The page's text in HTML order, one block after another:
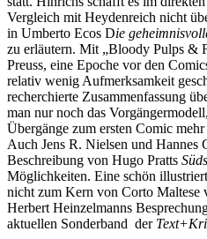
Vergleich mit Heydenreich nicht
in Umberto Ecos Die
zu erläutern. Mit „Bloody Pulps &
Preuss, eine Epoche vor den
relativ wenig Aufmerksamkeit
recherchierte Zusammenfassung
man nur noch das
Übergänge zum ersten Comic
Auch Jens R. Nielsen und Hannes
Beschreibung von Hugo Pratts
Möglichkeiten. Eine schön
nicht zum Kern von Corto Maltese
Herbert Heinzelmanns
aktuellen Sonderband der